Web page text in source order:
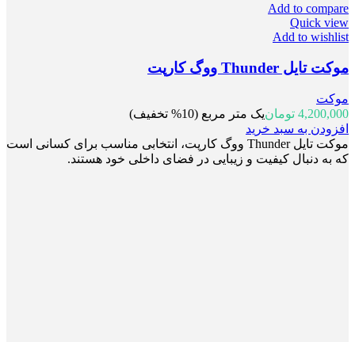
Add to compare
Quick view
Add to wishlist
موکت تایل Thunder ووگ کارپت
موکت
4,200,000 تومانیک متر مربع (10% تخفیف)
افزودن به سبد خرید
موکت تایل Thunder ووگ کارپت، انتخابی مناسب برای کسانی است
که به دنبال کیفیت و زیبایی در فضای داخلی خود هستند.